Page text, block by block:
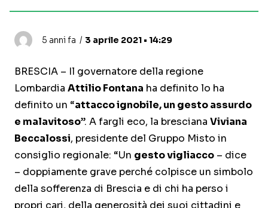
5 anni fa 3 aprile 2021 • 14:29
BRESCIA – Il governatore della regione
Lombardia Attilio Fontana ha definito lo ha
definito un “attacco ignobile, un gesto assurdo
e malavitoso”. A fargli eco, la bresciana Viviana
Beccalossi, presidente del Gruppo Misto in
consiglio regionale: “Un gesto vigliacco – dice
– doppiamente grave perché colpisce un simbolo
della sofferenza di Brescia e di chi ha perso i
propri cari, della generosità dei suoi cittadini e